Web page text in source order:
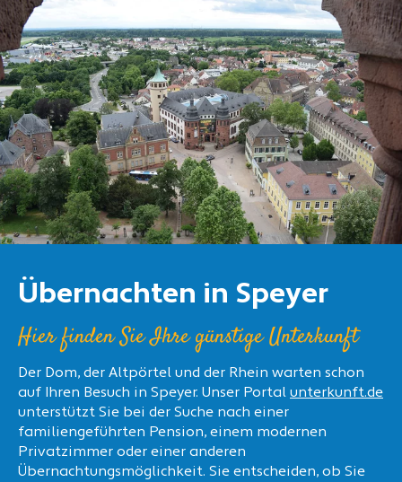
Übernachten in Speyer
Hier finden Sie Ihre günstige Unterkunft
Der Dom, der Altpörtel und der Rhein warten schon
auf Ihren Besuch in Speyer. Unser Portal unterkunft.de
unterstützt Sie bei der Suche nach einer
familiengeführten Pension, einem modernen
Privatzimmer oder einer anderen
Übernachtungsmöglichkeit. Sie entscheiden, ob Sie